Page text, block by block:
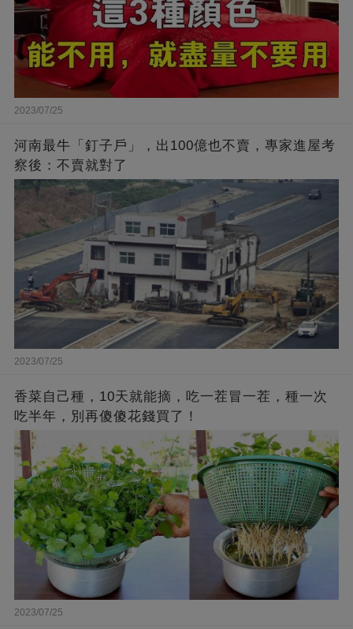
2023/07/25
河南最牛「釘子戶」，出100億也不賣，專家進屋考
察後：不賣就對了
2023/07/25
香菜自己種，10天就能摘，吃一茬冒一茬，種一次
吃半年，別再傻傻花錢買了！
2023/07/25